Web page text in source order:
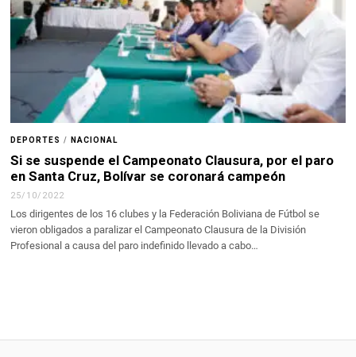
DEPORTES / NACIONAL
Si se suspende el Campeonato Clausura, por el paro
en Santa Cruz, Bolívar se coronará campeón
25/10/2022
Los dirigentes de los 16 clubes y la Federación Boliviana de Fútbol se
vieron obligados a paralizar el Campeonato Clausura de la División
Profesional a causa del paro indefinido llevado a cabo…